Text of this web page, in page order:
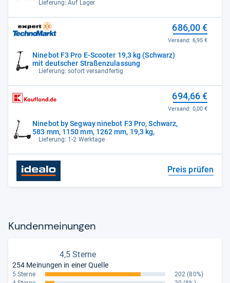
Lieferung: Auf Lager
Ninebot F3 Pro E-Scooter 19,3 kg (Schwarz)
mit deutscher Straßenzulassung
Lieferung: sofort versandfertig
686,00 €
Versand: 6,95 €
Ninebot by Segway ninebot F3 Pro, Schwarz,
583 mm, 1150 mm, 1262 mm, 19,3 kg,
Lieferung: 1-2 Werktage
694,66 €
Versand: 0,00 €
Preis prüfen
Kun­den­mei­nun­gen
4,5 Sterne
254 Meinungen in einer Quelle
5 Sterne 202 (80%)